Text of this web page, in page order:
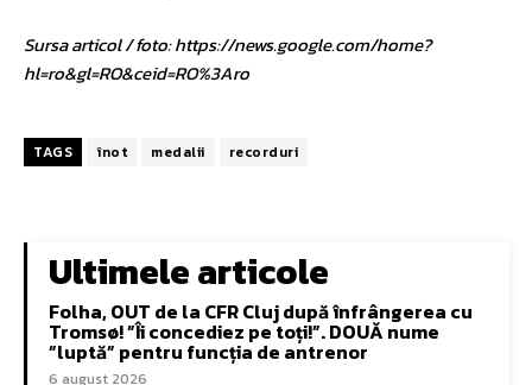
Sursa articol / foto: https://news.google.com/home?
hl=ro&gl=RO&ceid=RO%3Aro
TAGS înot medalii recorduri
Ultimele articole
Folha, OUT de la CFR Cluj după înfrângerea cu
Tromsø! ”Îi concediez pe toți!”. DOUĂ nume
”luptă” pentru funcția de antrenor
6 august 2026